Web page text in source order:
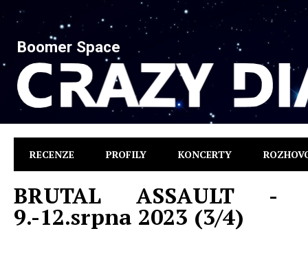
Boomer Space
RECENZE PROFILY KONCERTY
BRUTAL ASSAULT -
9.-12.srpna 2023 (3/4)